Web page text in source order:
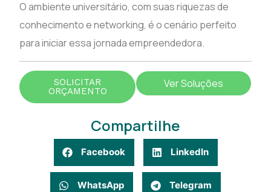
O ambiente universitário, com suas riquezas de
conhecimento e networking, é o cenário perfeito
para iniciar essa jornada empreendedora.
SOLICITAR
ORÇAMENTO
Ver Soluções
Compartilhe
Facebook LinkedIn
WhatsApp Telegram